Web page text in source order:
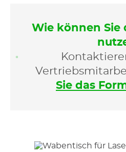
Wie können Sie
Sie das